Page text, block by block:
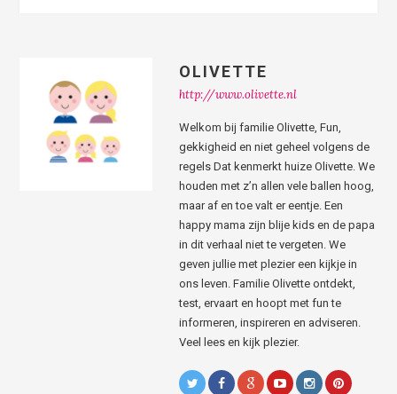
OLIVETTE
http://www.olivette.nl
Welkom bij familie Olivette, Fun,
gekkigheid en niet geheel volgens de
regels Dat kenmerkt huize Olivette. We
houden met z’n allen vele ballen hoog,
maar af en toe valt er eentje. Een
happy mama zijn blije kids en de papa
in dit verhaal niet te vergeten. We
geven jullie met plezier een kijkje in
ons leven. Familie Olivette ontdekt,
test, ervaart en hoopt met fun te
informeren, inspireren en adviseren.
Veel lees en kijk plezier.